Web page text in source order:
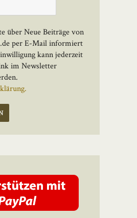
über Neue Beiträge von
per E-Mail informiert
kann jederzeit
im Newsletter